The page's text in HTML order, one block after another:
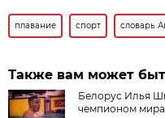
плавание спорт словарь
Также вам может
Белорус Илья
чемпионом